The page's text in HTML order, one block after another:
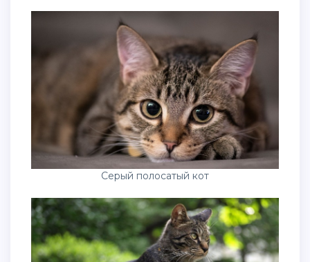
Серый полосатый кот